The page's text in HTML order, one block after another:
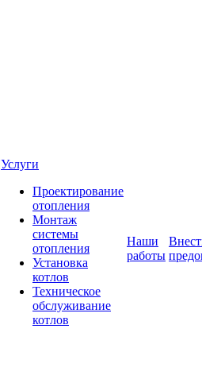
Услуги
Проектирование
отопления
Монтаж
системы
отопления
Установка
котлов
Техническое
обслуживание
котлов
Наши
работы